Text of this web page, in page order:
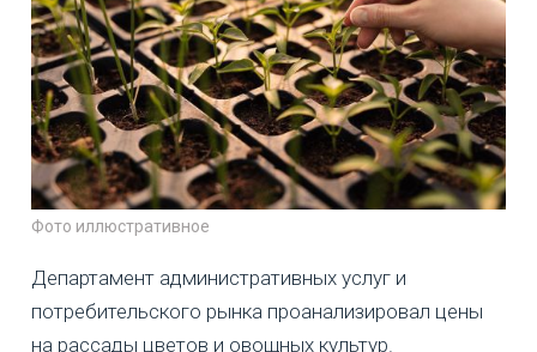
Фото иллюстративное
Департамент административных услуг и
потребительского рынка проанализировал цены
на рассады цветов и овощных культур.